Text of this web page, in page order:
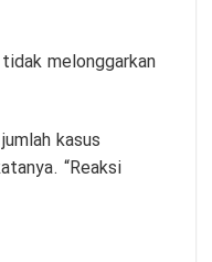
melonggarkan
kasus
“Reaksi